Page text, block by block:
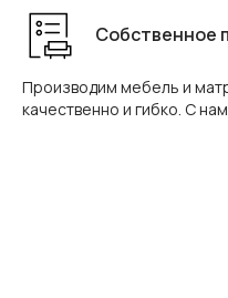
Собственное
Производим мебель и
качественно и гибко. С